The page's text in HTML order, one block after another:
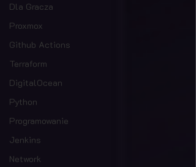
Dla Gracza
Proxmox
Github Actions
Terraform
DigitalOcean
Python
Programowanie
Jenkins
Network